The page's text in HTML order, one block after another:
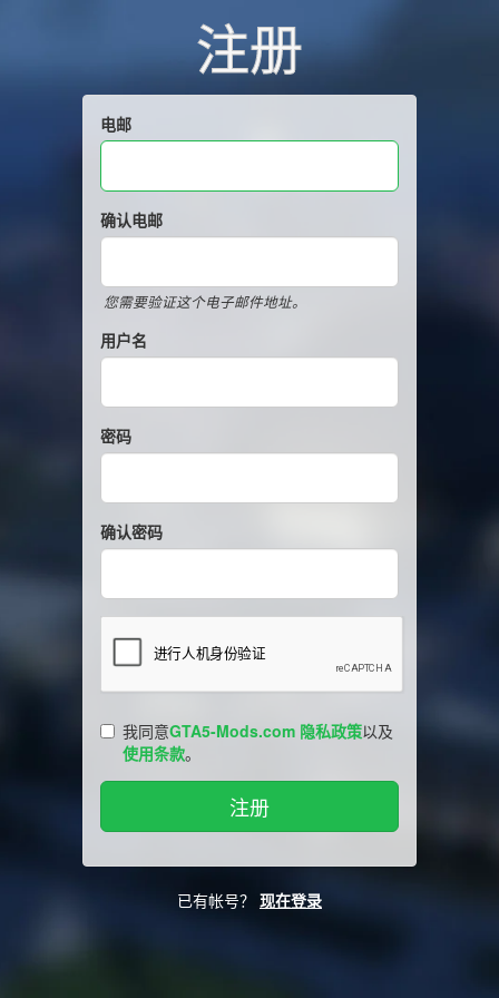
注册
电邮
确认电邮
您需要验证这个电子邮件地址。
用户名
密码
确认密码
我同意GTA5-Mods.com 隐私政策以及
使用条款。
已有帐号？ 现在登录